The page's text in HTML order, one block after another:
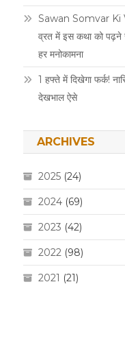
Sawan Somvar Ki
व्रत में इस कथा को पढ़ने
हर मनोकामना
1 हफ्ते में दिखेगा फर्क!
देखभाल ऐसे
ARCHIVES
2025 (24)
2024 (69)
2023 (42)
2022 (98)
2021 (21)